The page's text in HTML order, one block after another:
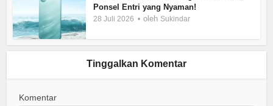
Ponsel Entri yang Nyaman!
28 Juli 2026 oleh Sukindar
Tinggalkan Komentar
Komentar